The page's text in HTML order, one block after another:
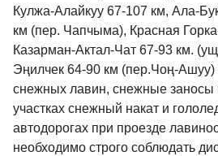
Кулжа-Алайкуу 67-107 км, Ала-
км (пер. Чапчыма), Красная
Казарман-Актал-Чат 67-93 км.
Эңилчек 64-90 км (пер.Чоң-Ашуу)
снежных лавин, снежные заносы
участках снежный накат и
автодорогах при проезде
необходимо строго соблюдать